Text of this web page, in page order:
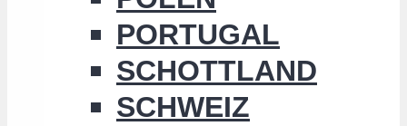
PORTUGAL
SCHOTTLAND
SCHWEIZ